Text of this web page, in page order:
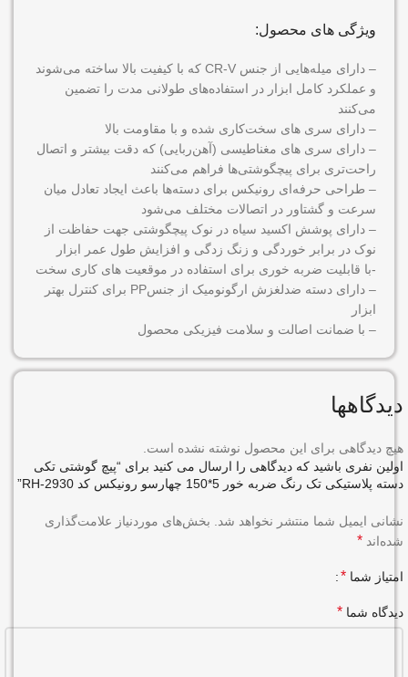
ویژگی های محصول:
– دارای میله‌هایی از جنس CR-V که با کیفیت بالا ساخته می‌شوند
و عملکرد کامل ابزار در استفاده‌های طولانی مدت را تضمین
می‌کنند
– دارای سری های سخت‌کاری شده و با مقاومت بالا
– دارای سری های مغناطیسی (آهن‌ربایی) که دقت بیشتر و اتصال
راحت‌تری برای پیچگوشتی‌ها فراهم می‌کنند
– طراحی حرفه‌ای رونیکس برای دسته‌ها باعث ایجاد تعادل میان
سرعت و گشتاور در اتصالات مختلف می‌شود
– دارای پوشش اکسید سیاه در نوک پیچگوشتی جهت حفاظت از
نوک در برابر خوردگی و زنگ زدگی و افزایش طول عمر ابزار
-با قابلیت ضربه خوری برای استفاده در موقعیت های کاری سخت
– دارای دسته ضدلغزش ارگونومیک از جنسPP برای کنترل بهتر
ابزار
– با ضمانت اصالت و سلامت فیزیکی محصول
دیدگاهها
هیچ دیدگاهی برای این محصول نوشته نشده است.
اولین نفری باشید که دیدگاهی را ارسال می کنید برای “پیچ گوشتی تکی
دسته پلاستیکی تک رنگ ضربه خور 5*150 چهارسو رونیکس کد RH-2930”
نشانی ایمیل شما منتشر نخواهد شد.
بخش‌های موردنیاز علامت‌گذاری
شده‌اند *
امتیاز شما *
دیدگاه شما *